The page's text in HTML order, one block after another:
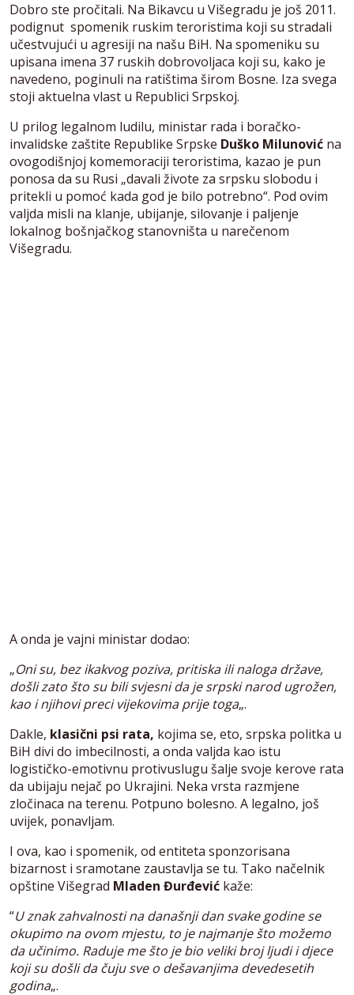
Dobro ste pročitali. Na Bikavcu u Višegradu je još 2011.
podignut spomenik ruskim teroristima koji su stradali
učestvujući u agresiji na našu BiH. Na spomeniku su
upisana imena 37 ruskih dobrovoljaca koji su, kako je
navedeno, poginuli na ratištima širom Bosne. Iza svega
stoji aktuelna vlast u Republici Srpskoj.
U prilog legalnom ludilu, ministar rada i boračko-
invalidske zaštite Republike Srpske Duško Milunović na
ovogodišnjoj komemoraciji teroristima, kazao je pun
ponosa da su Rusi „davali živote za srpsku slobodu i
pritekli u pomoć kada god je bilo potrebno“. Pod ovim
valjda misli na klanje, ubijanje, silovanje i paljenje
lokalnog bošnjačkog stanovništa u narečenom
Višegradu.
A onda je vajni ministar dodao:
„Oni su, bez ikakvog poziva, pritiska ili naloga države,
došli zato što su bili svjesni da je srpski narod ugrožen,
kao i njihovi preci vijekovima prije toga„.
Dakle, klasični psi rata, kojima se, eto, srpska politka u
BiH divi do imbecilnosti, a onda valjda kao istu
logističko-emotivnu protivuslugu šalje svoje kerove rata
da ubijaju nejač po Ukrajini. Neka vrsta razmjene
zločinaca na terenu. Potpuno bolesno. A legalno, još
uvijek, ponavljam.
I ova, kao i spomenik, od entiteta sponzorisana
bizarnost i sramotane zaustavlja se tu. Tako načelnik
opštine Višegrad Mladen Đurđević kaže:
“U znak zahvalnosti na današnji dan svake godine se
okupimo na ovom mjestu, to je najmanje što možemo
da učinimo. Raduje me što je bio veliki broj ljudi i djece
koji su došli da čuju sve o dešavanjima devedesetih
godina„.